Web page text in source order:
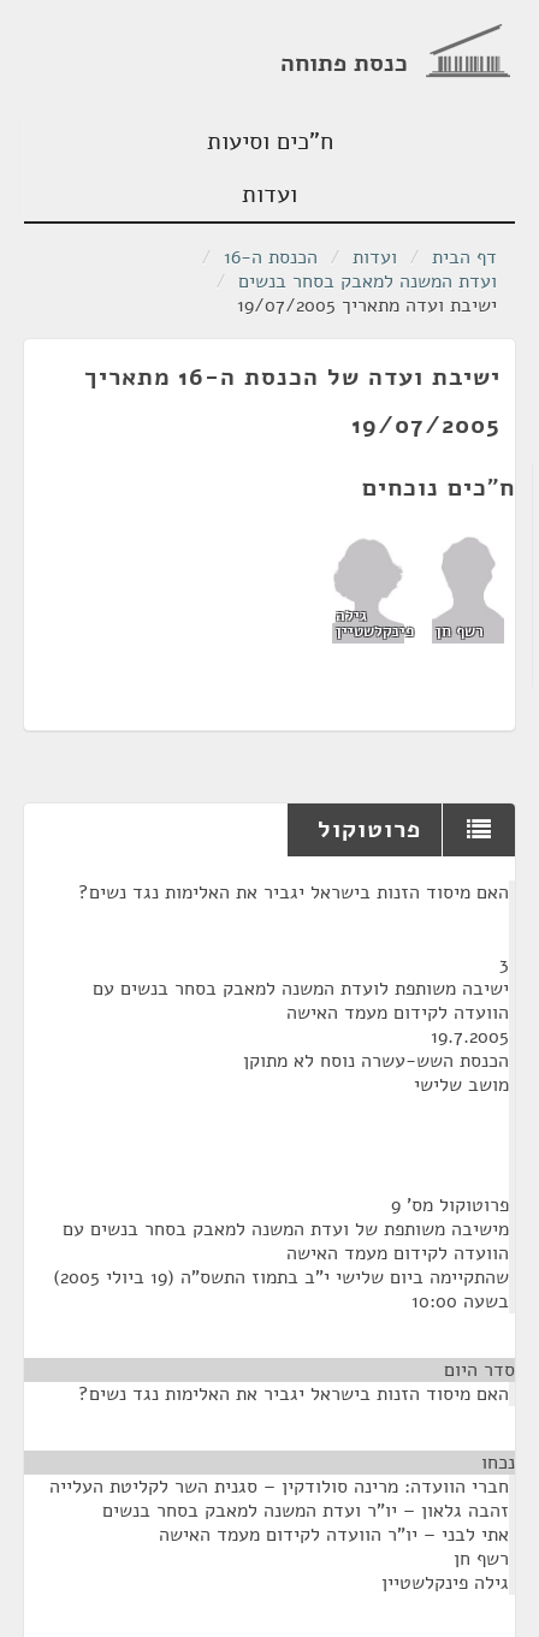
כנסת פתוחה
ח"כים וסיעות
ועדות
דף הבית / ועדות / הכנסת ה-16
/
ועדת המשנה למאבק בסחר בנשים /
ישיבת ועדה מתאריך 19/07/2005
ישיבת ועדה של הכנסת ה-16 מתאריך
19/07/2005
ח"כים נוכחים
רשף חן
גילה
פינקלשטיין
פרוטוקול
האם מיסוד הזנות בישראל יגביר את האלימות נגד נשים?
3
ישיבה משותפת לועדת המשנה למאבק בסחר בנשים עם
הוועדה לקידום מעמד האישה
19.7.2005
הכנסת השש-עשרה נוסח לא מתוקן
מושב שלישי
פרוטוקול מס' 9
מישיבה משותפת של ועדת המשנה למאבק בסחר בנשים עם
הוועדה לקידום מעמד האישה
שהתקיימה ביום שלישי י"ב בתמוז התשס"ה (19 ביולי 2005)
בשעה 10:00
סדר היום
האם מיסוד הזנות בישראל יגביר את האלימות נגד נשים?
נכחו
חברי הוועדה: מרינה סולודקין – סגנית השר לקליטת העלייה
זהבה גלאון – יו"ר ועדת המשנה למאבק בסחר בנשים
אתי לבני – יו"ר הוועדה לקידום מעמד האישה
רשף חן
גילה פינקלשטיין